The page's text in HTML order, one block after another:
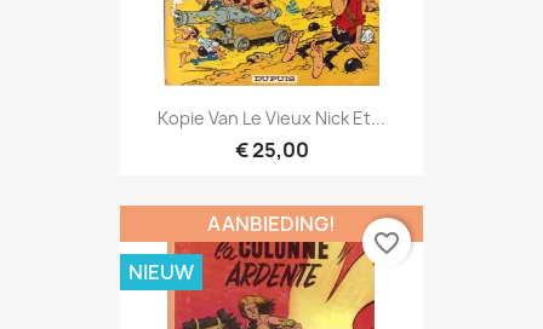
Kopie Van Le Vieux Nick Et...
€ 25,00
AANBIEDING!
NIEUW
favorite_border